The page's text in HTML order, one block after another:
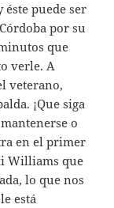
puede ser
por su
que
verle. A
veterano,
¡Que siga
o
en el primer
Williams que
lo que nos
está